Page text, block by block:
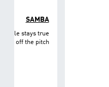
SAMBA
style stays true
and off the pitch.